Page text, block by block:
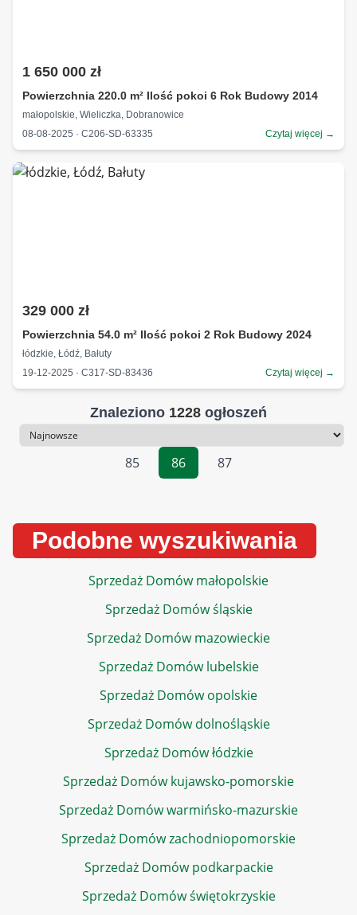
1 650 000 zł
Powierzchnia 220.0 m² Ilość pokoi 6 Rok Budowy 2014
małopolskie, Wieliczka, Dobranowice
08-08-2025 · C206-SD-63335
Czytaj więcej →
329 000 zł
Powierzchnia 54.0 m² Ilość pokoi 2 Rok Budowy 2024
łódzkie, Łódź, Bałuty
19-12-2025 · C317-SD-83436
Czytaj więcej →
Znaleziono 1228 ogłoszeń
Sortowanie
85
86 87
Podobne wyszukiwania
Sprzedaż Domów małopolskie
Sprzedaż Domów śląskie
Sprzedaż Domów mazowieckie
Sprzedaż Domów lubelskie
Sprzedaż Domów opolskie
Sprzedaż Domów dolnośląskie
Sprzedaż Domów łódzkie
Sprzedaż Domów kujawsko-pomorskie
Sprzedaż Domów warmińsko-mazurskie
Sprzedaż Domów zachodniopomorskie
Sprzedaż Domów podkarpackie
Sprzedaż Domów świętokrzyskie